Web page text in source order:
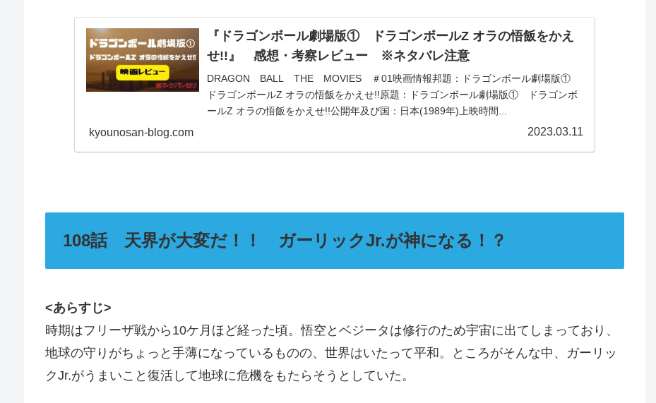
『ドラゴンボール劇場版① ドラゴンボールZ オラの悟飯をかえ
せ!!』 感想・考察レビュー ※ネタバレ注意
DRAGON BALL THE MOVIES ＃01映画情報邦題：ドラゴンボール劇場版①
ドラゴンボールZ オラの悟飯をかえせ!!原題：ドラゴンボール劇場版① ドラゴンボ
ールZ オラの悟飯をかえせ!!公開年及び国：日本(1989年)上映時間...
kyounosan-blog.com 2023.03.11
108話 天界が大変だ！！ ガーリックJr.が神になる！？
<あらすじ>
時期はフリーザ戦から10ケ月ほど経った頃。悟空とベジータは修行のため宇宙に出てしまっており、
地球の守りがちょっと手薄になっているものの、世界はいたって平和。ところがそんな中、ガーリッ
クJr.がうまいこと復活して地球に危機をもたらそうとしていた。